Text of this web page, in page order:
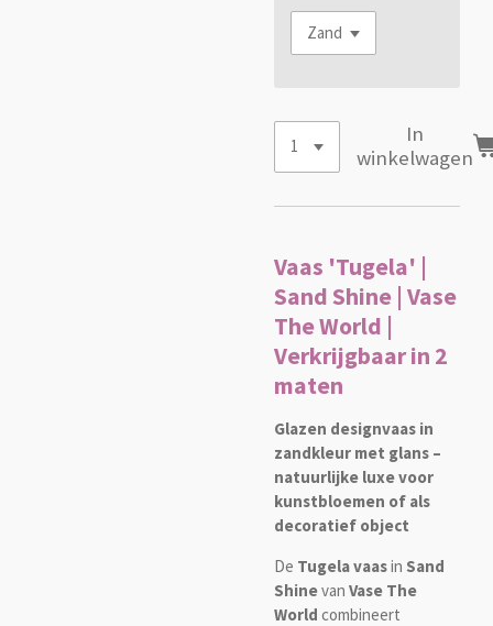
In
winkelwagen
Vaas 'Tugela' |
Sand Shine | Vase
The World |
Verkrijgbaar in 2
maten
Glazen designvaas in
zandkleur met glans –
natuurlijke luxe voor
kunstbloemen of als
decoratief object
De Tugela vaasin Sand
Shinevan Vase The
World combineert